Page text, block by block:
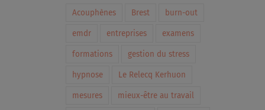
Acouphènes Brest burn-out
emdr entreprises examens
formations gestion du stress
hypnose Le Relecq Kerhuon
mesures mieux-être au travail